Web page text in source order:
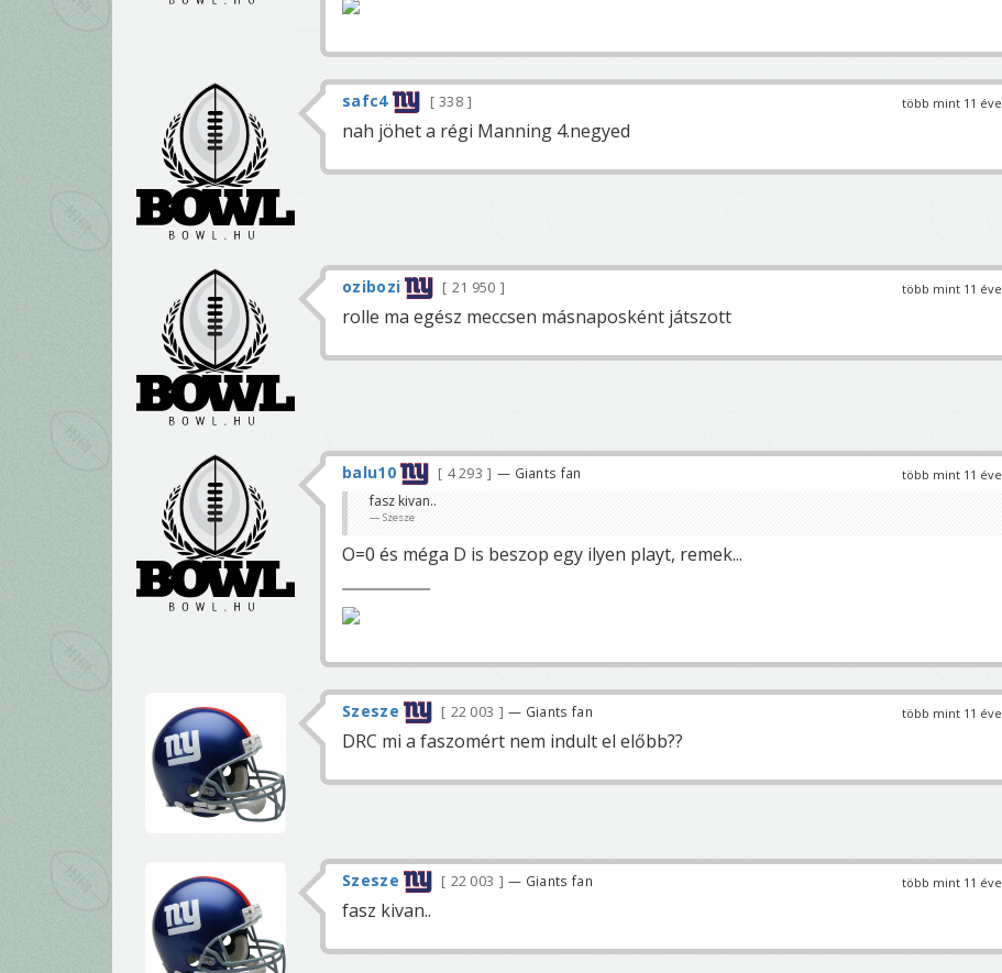
több mint 11 éve
safc4 338
nah jöhet a régi Manning 4.negyed
több mint 11 éve
ozibozi 21 950
rolle ma egész meccsen másnaposként játszott
több mint 11 éve
balu10 4 293 — Giants fan
fasz kivan..
Szesze
O=0 és méga D is beszop egy ilyen playt, remek...
több mint 11 éve
Szesze 22 003 — Giants fan
DRC mi a faszomért nem indult el előbb??
több mint 11 éve
Szesze 22 003 — Giants fan
fasz kivan..